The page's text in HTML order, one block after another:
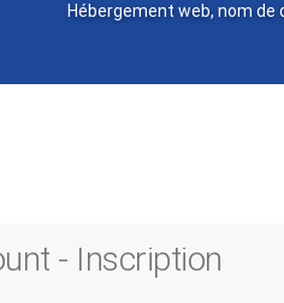
Hébergement web, nom de
- Inscription